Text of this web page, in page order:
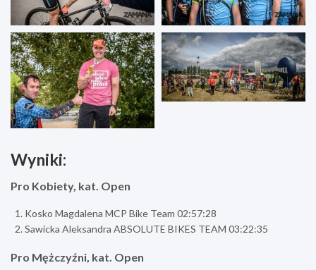
Wyniki:
Pro Kobiety, kat. Open
Kosko Magdalena MCP Bike Team 02:57:28
Sawicka Aleksandra ABSOLUTE BIKES TEAM 03:22:35
Pro Mężczyźni, kat. Open